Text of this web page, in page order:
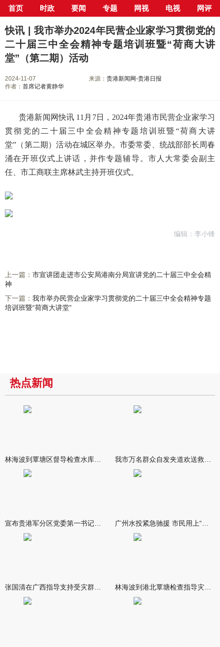
首页 时政 要闻 专题 网视 电视 网评
当前位置： 首页> 专栏>学习贯彻党的二十届三中全会精神> 正文
快讯 | 我市举办2024年民营企业家学习贯彻党的
二十届三中全会精神专题培训班暨“荷商大讲
堂”（第二期）活动
2024-11-07 来源：贵港新闻网-贵港日报
作者： 首席记者黄静华
贵港新闻网快讯 11月7日，2024年贵港市民营企业家学习
贯彻党的二十届三中全会精神专题培训班暨“荷商大讲
堂”（第二期）活动在城区举办。市委常委、统战部部长周春
涌在开班仪式上讲话，并作专题辅导。市人大常委会副主
任、市工商联主席林武主持开班仪式。
编辑：李小锋
上一篇： 市宣讲团走进市公安局港南分局宣讲党的二十届三中全会精
神
下一篇： 我市举办民营企业家学习贯彻党的二十届三中全会精神专题
培训班暨“荷商大讲堂”
热点新闻